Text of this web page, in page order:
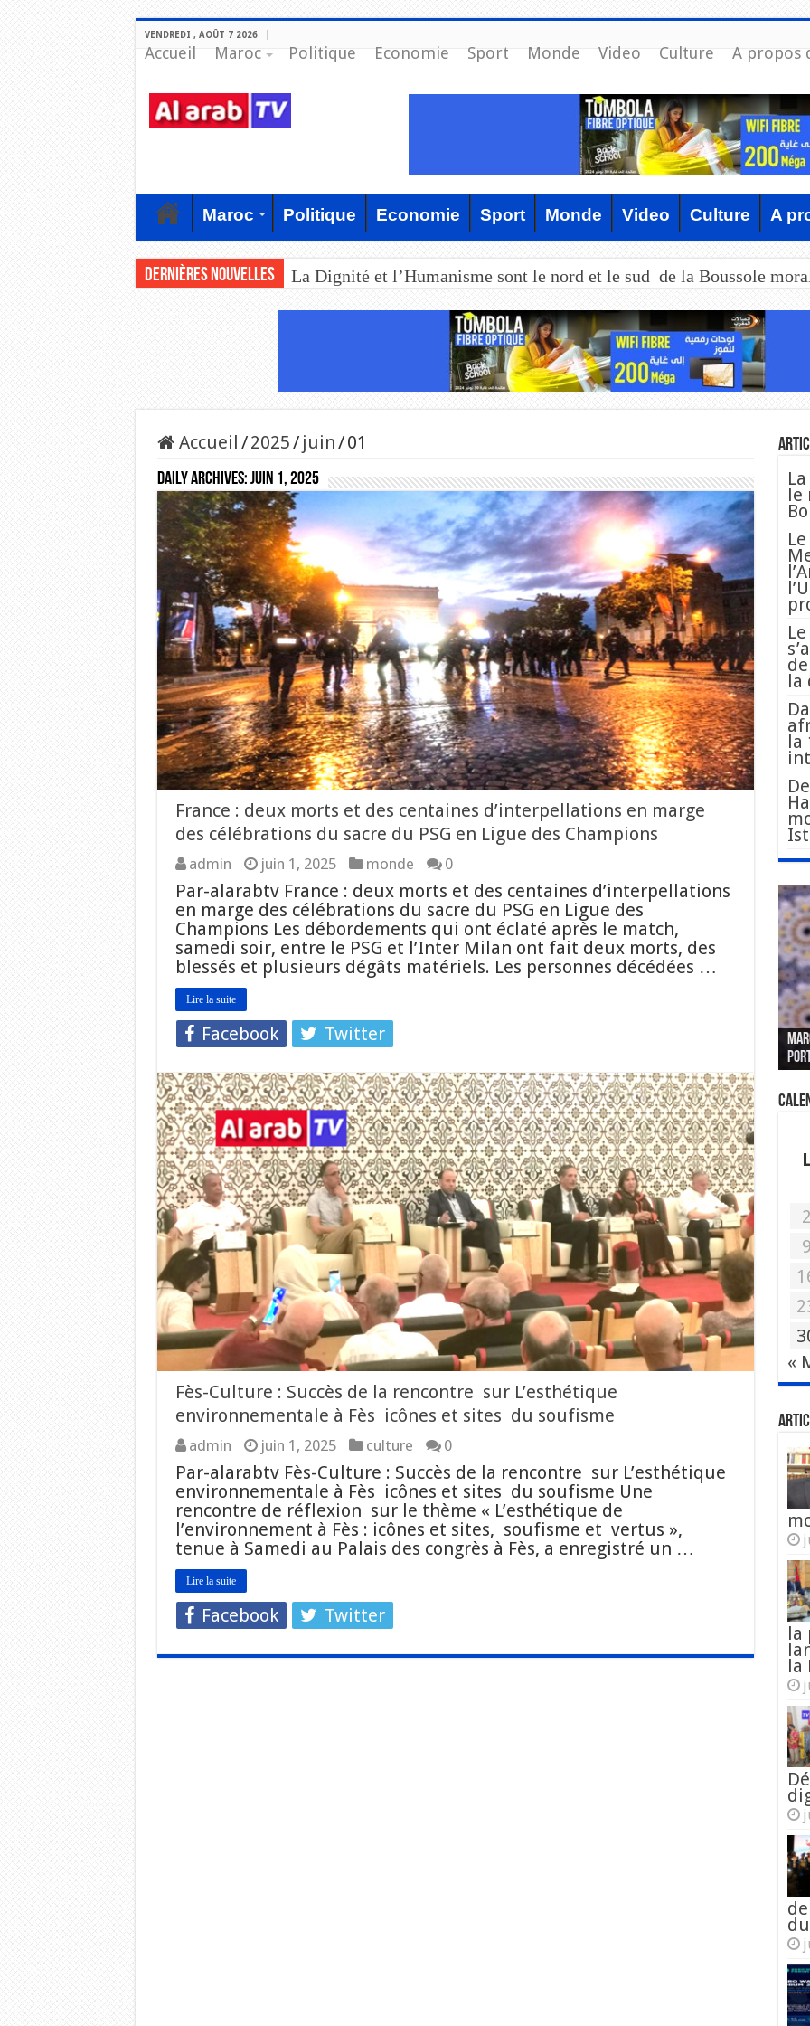
VENDREDI , AOÛT 7 2026
Accueil Maroc Politique Economie Sport Monde Video Culture A propos
Maroc Politique Economie Sport Monde Video Culture A
Dernières nouvelles La Dignité et l’Humanisme sont le nord et le sud de la Boussole
Accueil /2025/ juin/01
Daily Archives: juin 1, 2025
France : deux morts et des centaines d’interpellations en marge
des célébrations du sacre du PSG en Ligue des Champions
admin juin 1, 2025 monde 0
Par-alarabtv France : deux morts et des centaines d’interpellations
en marge des célébrations du sacre du PSG en Ligue des
Champions Les débordements qui ont éclaté après le match,
samedi soir, entre le PSG et l’Inter Milan ont fait deux morts, des
blessés et plusieurs dégâts matériels. Les personnes décédées …
Lire la suite
Facebook Twitter
Fès-Culture : Succès de la rencontre sur L’esthétique
environnementale à Fès icônes et sites du soufisme
admin juin 1, 2025 culture 0
Par-alarabtv Fès-Culture : Succès de la rencontre sur L’esthétique
environnementale à Fès icônes et sites du soufisme Une
rencontre de réflexion sur le thème « L’esthétique de
l’environnement à Fès : icônes et sites, soufisme et vertus »,
tenue à Samedi au Palais des congrès à Fès, a enregistré un …
Lire la suite
Facebook Twitter
le
la
la
Le
des
«
L
2
9
«
la
la